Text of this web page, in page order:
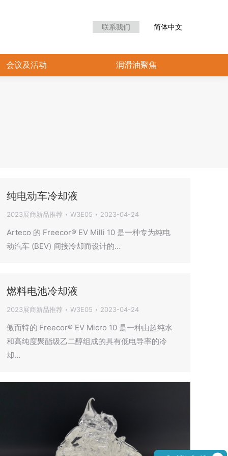
联系我们 简体中文
会议及活动 润滑油聚焦
纯电动车冷却液
2023展商新品推荐 W3E05 2023-04-24
Arteco 的 Freecor® EV Milli 10 是一种专为纯电
动汽车 (BEV) 间接冷却而设计的…
燃料电池冷却液
2023展商新品推荐 W3E05 2023-04-24
傲而特的 Freecor® EV Micro 10 是一种由超纯水
和高纯度聚酯级乙二醇组成的具有低电导率的冷
却…